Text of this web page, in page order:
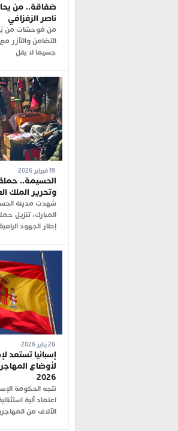
صَفاقة.. من
ناصر الزفزافي
من مُوحشات من
التضامن والتآزر
جسيما لا يقل
الحسيمة.. حملة
وتحرير الملك
شهدت مدينة
المبارك، تنزيل
إطار الجهود الرامية
إسبانيا
لأوضاع
2026
تتجه الحكومة
اعتماد آلية
الآلاف من